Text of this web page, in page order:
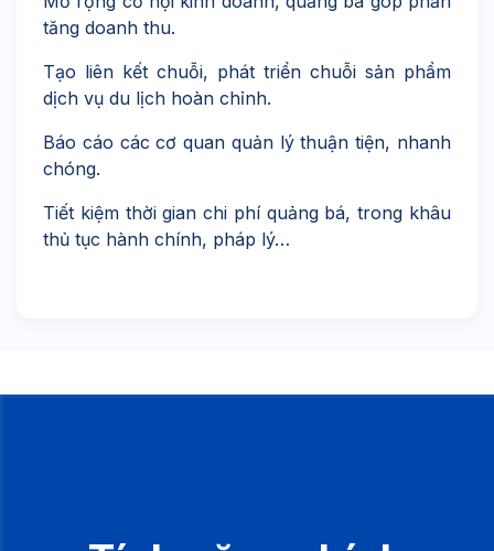
tăng doanh thu.
Tạo liên kết chuỗi, phát triển chuỗi sản phẩm
dịch vụ du lịch hoàn chỉnh.
Báo cáo các cơ quan quản lý thuận tiện, nhanh
chóng.
Tiết kiệm thời gian chi phí quảng bá, trong khâu
thủ tục hành chính, pháp lý…